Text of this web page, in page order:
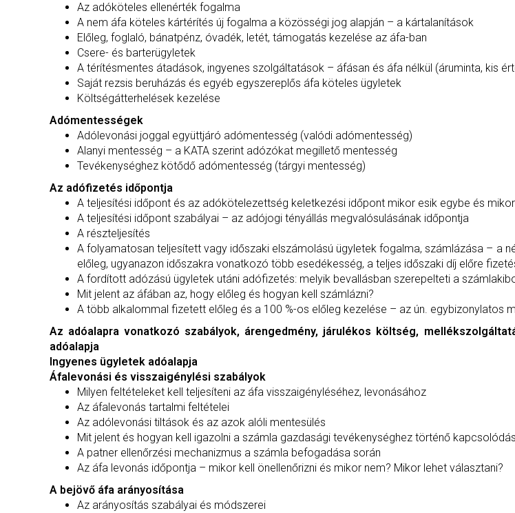
Az adóköteles ellenérték fogalma
A nem áfa köteles kártérítés új fogalma a közösségi jog alapján – a kártalanítások
Előleg, foglaló, bánatpénz, óvadék, letét, támogatás kezelése az áfa-ban
Csere- és barterügyletek
A térítésmentes átadások, ingyenes szolgáltatások – áfásan és áfa nélkül (áruminta, kis
Saját rezsis beruházás és egyéb egyszereplős áfa köteles ügyletek
Költségátterhelések kezelése
Adómentességek
Adólevonási joggal együttjáró adómentesség (valódi adómentesség)
Alanyi mentesség – a KATA szerint adózókat megillető mentesség
Tevékenységhez kötődő adómentesség (tárgyi mentesség)
Az adófizetés időpontja
A teljesítési időpont és az adókötelezettség keletkezési időpont mikor esik egybe és
A teljesítési időpont szabályai – az adójogi tényállás megvalósulásának időpontja
A részteljesítés
A folyamatosan teljesített vagy időszaki elszámolású ügyletek fogalma, számlázása – a
előleg, ugyanazon időszakra vonatkozó több esedékesség, a teljes időszaki díj előre
A fordított adózású ügyletek utáni adófizetés: melyik bevallásban szerepelteti a
Mit jelent az áfában az, hogy előleg és hogyan kell számlázni?
A több alkalommal fizetett előleg és a 100 %-os előleg kezelése – az ún. egybizonylatos
Az adóalapra vonatkozó szabályok, árengedmény, járulékos költség,
adóalapja
Ingyenes ügyletek adóalapja
Áfalevonási és visszaigénylési szabályok
Milyen feltételeket kell teljesíteni az áfa visszaigényléséhez, levonásához
Az áfalevonás tartalmi feltételei
Az adólevonási tiltások és az azok alóli mentesülés
Mit jelent és hogyan kell igazolni a számla gazdasági tevékenységhez történő
A patner ellenőrzési mechanizmus a számla befogadása során
Az áfa levonás időpontja – mikor kell önellenőrizni és mikor nem? Mikor lehet választani?
A bejövő áfa arányosítása
Az arányosítás szabályai és módszerei